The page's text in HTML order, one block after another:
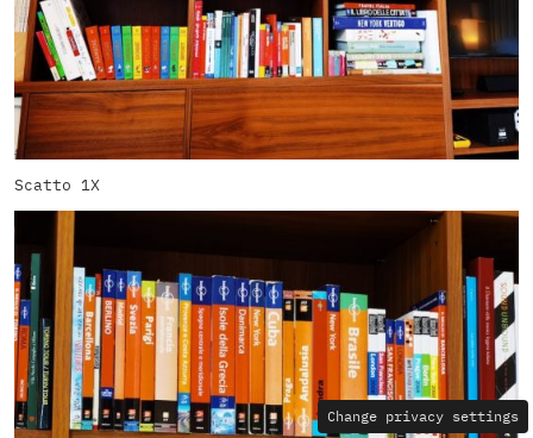
Scatto 1X
Change privacy settings